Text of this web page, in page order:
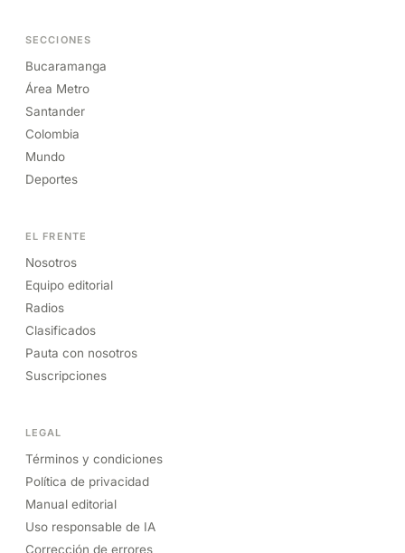
SECCIONES
Bucaramanga
Área Metro
Santander
Colombia
Mundo
Deportes
EL FRENTE
Nosotros
Equipo editorial
Radios
Clasificados
Pauta con nosotros
Suscripciones
LEGAL
Términos y condiciones
Política de privacidad
Manual editorial
Uso responsable de IA
Corrección de errores